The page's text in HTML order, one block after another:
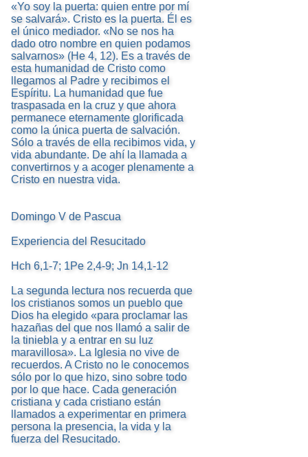
«Yo soy la puerta: quien entre por mí
se salvará». Cristo es la puerta. Él es
el único mediador. «No se nos ha
dado otro nombre en quien podamos
salvarnos» (He 4, 12). Es a través de
esta humanidad de Cristo como
llegamos al Padre y recibimos el
Espíritu. La humanidad que fue
traspasada en la cruz y que ahora
permanece eternamente glorificada
como la única puerta de salvación.
Sólo a través de ella recibimos vida, y
vida abundante. De ahí la llamada a
convertirnos y a acoger plenamente a
Cristo en nuestra vida.
Domingo V de Pascua
Experiencia del Resucitado
Hch 6,1-7; 1Pe 2,4-9; Jn 14,1-12
La segunda lectura nos recuerda que
los cristianos somos un pueblo que
Dios ha elegido «para proclamar las
hazañas del que nos llamó a salir de
la tiniebla y a entrar en su luz
maravillosa». La Iglesia no vive de
recuerdos. A Cristo no le conocemos
sólo por lo que hizo, sino sobre todo
por lo que hace. Cada generación
cristiana y cada cristiano están
llamados a experimentar en primera
persona la presencia, la vida y la
fuerza del Resucitado.